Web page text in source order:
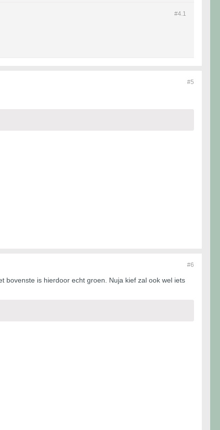
#4.1
#5
#6
bovenste is hierdoor echt groen. Nuja kief zal ook wel iets